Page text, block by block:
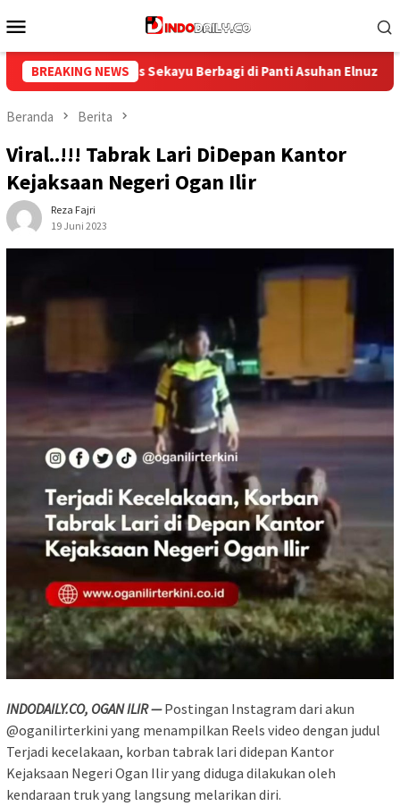
ke
Mobile
BREAKING NEWS
Asuhan Elnuza Lapas Sekayu Gelar Donor Darah
Beranda Berita
Viral..!!! Tabrak Lari DiDepan Kantor
Kejaksaan Negeri Ogan Ilir
Reza Fajri
19 Juni 2023
INDODAILY.CO, OGAN ILIR — Postingan Instagram dari akun
@oganilirterkini yang menampilkan Reels video dengan judul
Terjadi kecelakaan, korban tabrak lari didepan Kantor
Kejaksaan Negeri Ogan Ilir yang diduga dilakukan oleh
kendaraan truk yang langsung melarikan diri.